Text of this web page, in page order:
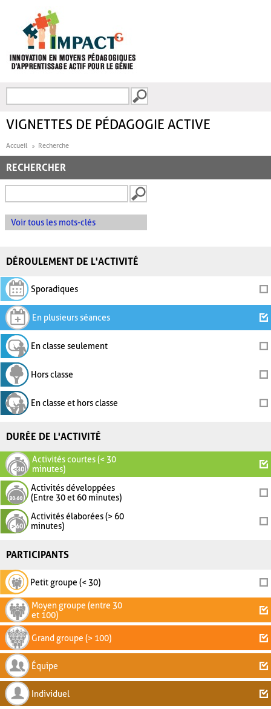
FORMULAIRE DE
VIGNETTES DE PÉDAGOGIE ACTIVE
Accueil Recherche
RECHERCHER
Voir tous les mots-clés
DÉROULEMENT DE L'ACTIVITÉ
Sporadiques
En plusieurs séances
En classe seulement
Hors classe
En classe et hors classe
DURÉE DE L'ACTIVITÉ
Activités courtes (< 30
minutes)
Activités développées
(Entre 30 et 60 minutes)
Activités élaborées (> 60
minutes)
PARTICIPANTS
Petit groupe (< 30)
Moyen groupe (entre 30
et 100)
Grand groupe (> 100)
Équipe
Individuel